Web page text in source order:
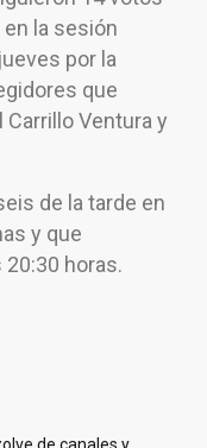
la sesión
por la
que
Ventura y
de la tarde en
y que
horas.
de canales y